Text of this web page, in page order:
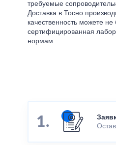
требуемые
Доставка в Тосно
качественность можете
сертифицированная
нормам.